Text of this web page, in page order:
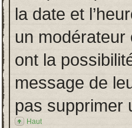
la date et
un modérateur
ont la
message de
pas supprimer
Haut